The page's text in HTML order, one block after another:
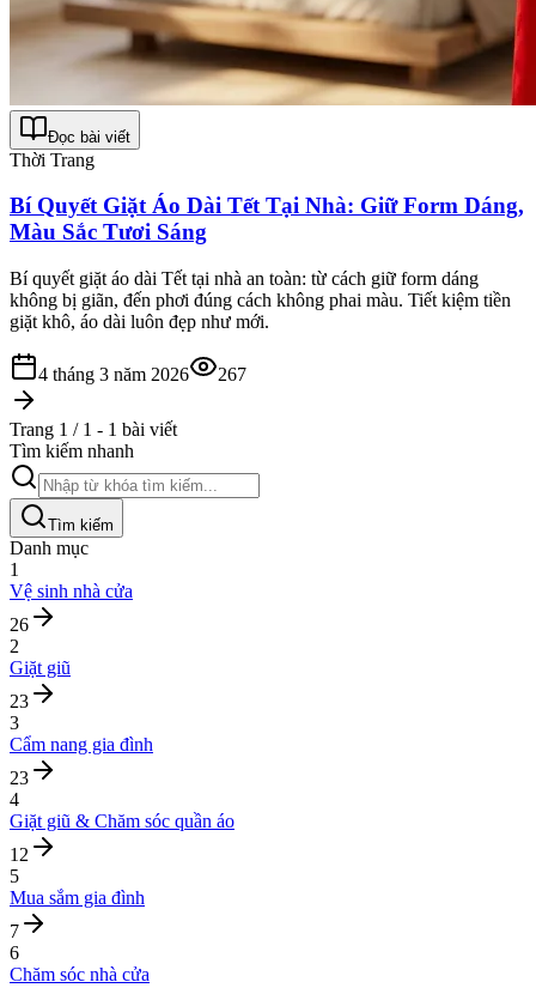
Đọc bài viết
Thời Trang
Bí Quyết Giặt Áo Dài Tết Tại Nhà: Giữ Form Dáng,
Màu Sắc Tươi Sáng
Bí quyết giặt áo dài Tết tại nhà an toàn: từ cách giữ form dáng
không bị giãn, đến phơi đúng cách không phai màu. Tiết kiệm tiền
giặt khô, áo dài luôn đẹp như mới.
4 tháng 3 năm 2026 267
Trang 1 / 1 - 1 bài viết
Tìm kiếm nhanh
Tìm kiếm
Danh mục
1
Vệ sinh nhà cửa
26
2
Giặt giũ
23
3
Cẩm nang gia đình
23
4
Giặt giũ & Chăm sóc quần áo
12
5
Mua sắm gia đình
7
6
Chăm sóc nhà cửa